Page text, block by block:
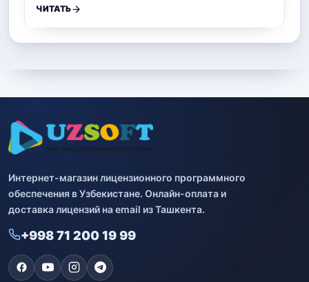
ЧИТАТЬ
Интернет-магазин лицензионного программного
обеспечения в Узбекистане. Онлайн-оплата и
доставка лицензий на email из Ташкента.
+998 71 200 19 99